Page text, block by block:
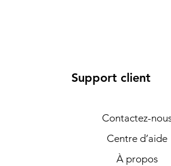
Support client
Contactez-
Centre d’aide
À propos